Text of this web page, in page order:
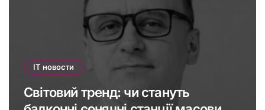
IT новости
Світовий тренд: чи стануть